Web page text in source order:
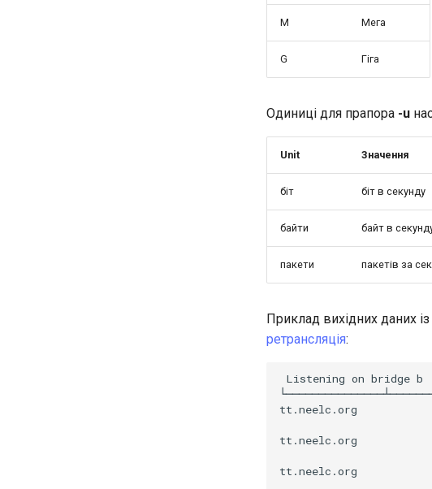
M Мега
G Гіга
Одиниці для прапора -u
Unit Значення
біт біт в секунду
байти байт в
пакети пакетів за
Приклад вихідних даних
ретрансляція:
Listening on bridge b
tt.neelc.org
tt.neelc.org
tt.neelc.org